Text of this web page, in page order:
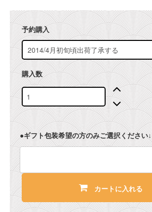
予約購入
購入数
●ギフト包装希望の方のみご選択ください↓
カートに入れる